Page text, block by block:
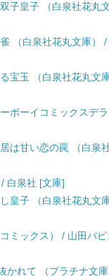
子皇子 （白泉社花丸
（白泉社花丸文庫）
宝玉 （白泉社花丸文
ボーイコミックスデ
は甘い恋の罠 （白泉
白泉社 [文庫]
皇子 （白泉社花丸文
ミックス） / 山田パ
かれて （プラチナ文